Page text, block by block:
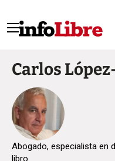
Carlos
Abogado, especialista en
libro